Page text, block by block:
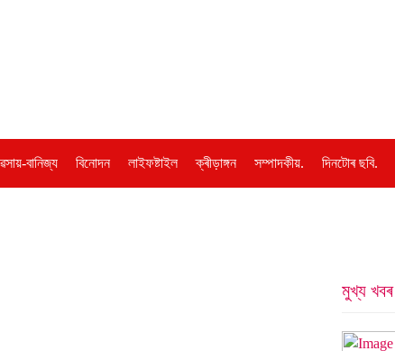
বানিজ্য বিনোদন লাইফষ্টাইল ক্ৰীড়াঙ্গন সম্পাদকীয়. দিনটোৰ ছবি.
মুখ্য খবৰ